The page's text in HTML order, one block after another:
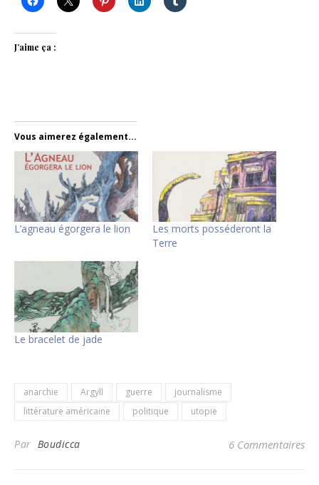
J’aime ça :
Vous aimerez également...
L’agneau égorgera le lion
Les morts posséderont la
Terre
Le bracelet de jade
anarchie Argyll guerre
journalisme
littérature américaine
politique utopie
Par Boudicca 6 Commentaires